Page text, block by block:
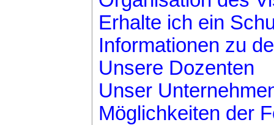
Erhalte ich ein
Informationen zu
Unsere Dozenten
Unser
Möglichkeiten der